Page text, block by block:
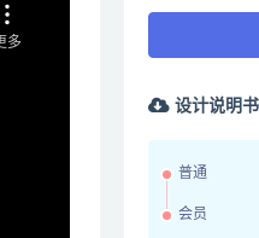
设计说明书
普通
会员